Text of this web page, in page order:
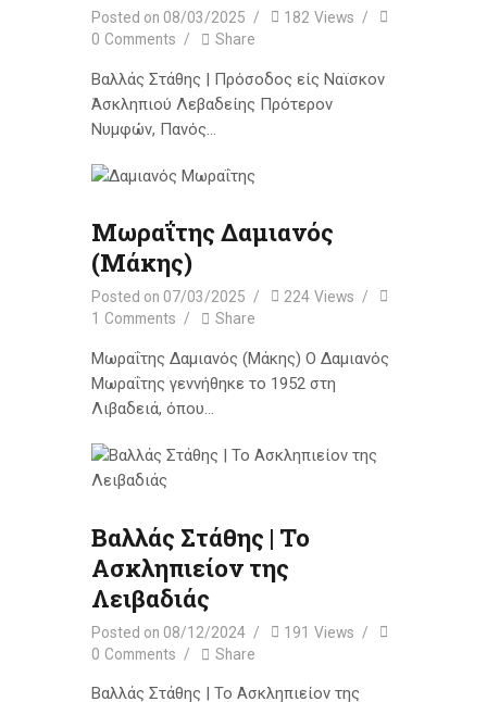
Posted on 08/03/2025 182 Views
0 Comments Share
Βαλλάς Στάθης | Πρόσοδος είς Ναϊσκον
Άσκληπιού Λεβαδείης Πρότερον
Νυμφών, Πανός…
Μωραΐτης Δαμιανός
(Μάκης)
Posted on 07/03/2025 224 Views
1 Comments Share
Μωραΐτης Δαμιανός (Μάκης) O Δαμιανός
Μωραΐτης γεννήθηκε το 1952 στη
Λιβαδειά, όπου…
Βαλλάς Στάθης | Το
Ασκληπιείον της
Λειβαδιάς
Posted on 08/12/2024 191 Views
0 Comments Share
Βαλλάς Στάθης | Το Ασκληπιείον της